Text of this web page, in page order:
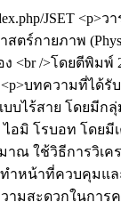
JSET <p>ว
ร์กายภาพ
อง <br />โดยตีพิ
<p>บทความที่ได้รั
บไร้สาย โดยมีก
ไอมิ โรบอท โดย
าณ ใช้วิธีการวิเ
ำหน้าที่ควบคุมแ
มสะดวกในการ